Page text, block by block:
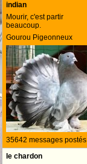
indian
Mourir, c'est partir
beaucoup.
Gourou Pigeonneux
35642 messages postés
le chardon